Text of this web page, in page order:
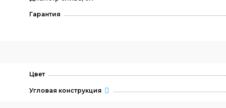
Гарантия
Цвет
Угловая конструкция